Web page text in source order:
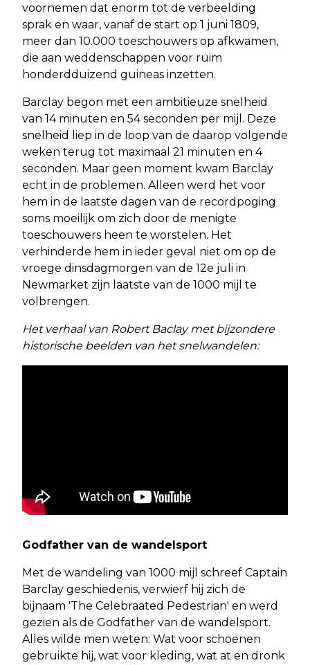
voornemen dat enorm tot de verbeelding
sprak en waar, vanaf de start op 1 juni 1809,
meer dan 10.000 toeschouwers op afkwamen,
die aan weddenschappen voor ruim
honderdduizend guineas inzetten.
Barclay begon met een ambitieuze snelheid
van 14 minuten en 54 seconden per mijl. Deze
snelheid liep in de loop van de daarop volgende
weken terug tot maximaal 21 minuten en 4
seconden. Maar geen moment kwam Barclay
echt in de problemen. Alleen werd het voor
hem in de laatste dagen van de recordpoging
soms moeilijk om zich door de menigte
toeschouwers heen te worstelen. Het
verhinderde hem in ieder geval niet om op de
vroege dinsdagmorgen van de 12e juli in
Newmarket zijn laatste van de 1000 mijl te
volbrengen.
Het verhaal van Robert Baclay met bijzondere
historische beelden van het snelwandelen:
Godfather van de wandelsport
Met de wandeling van 1000 mijl schreef Captain
Barclay geschiedenis, verwierf hij zich de
bijnaam 'The Celebraated Pedestrian' en werd
gezien als de Godfather van de wandelsport.
Alles wilde men weten: Wat voor schoenen
gebruikte hij, wat voor kleding, wat at en dronk